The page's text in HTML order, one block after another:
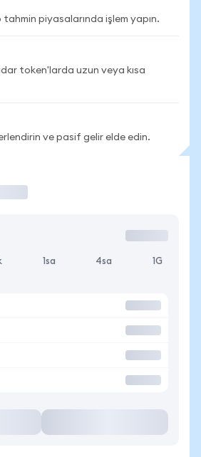
piyasalarında işlem yapın.
token'larda uzun veya kısa
ve pasif gelir elde edin.
1sa 4sa 1G